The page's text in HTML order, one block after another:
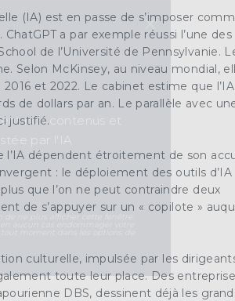
(IA) est en passe de s’imposer
a par exemple réussi l’une des
de l’Université de Pennsylvanie.
Selon McKinsey, au niveau mondial,
et 2022. Le cabinet estime que l’IA
de dollars par an. Le parallèle avec
justifié.
dépendent étroitement de son
: le déploiement des outils d’IA
que l’on ne peut contraindre deux
de s’appuyer sur un « copilote »
culturelle, impulsée par les
toute leur place. Des
DBS, dessinent déjà les
×
nos contenus et
par l'IA
aucun cas endommager votre